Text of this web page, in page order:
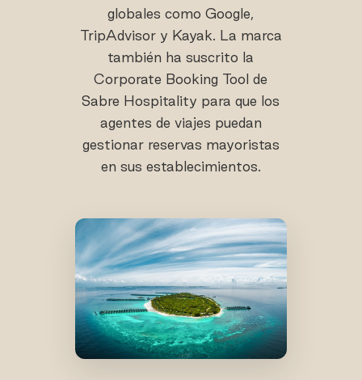
globales como Google,
TripAdvisor y Kayak. La marca
también ha suscrito la
Corporate Booking Tool de
Sabre Hospitality para que los
agentes de viajes puedan
gestionar reservas mayoristas
en sus establecimientos.